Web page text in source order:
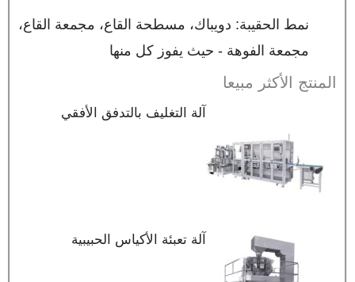
نمط الحقيبة: دويباك، مسطحة القاع، مجمعة القاع،
مجمعة الفوهة - حيث يفوز كل منها
المنتج الأكثر مبيعا
آلة التغليف بالتدفق الأفقي
آلة تعبئة الأكياس الحبيبية